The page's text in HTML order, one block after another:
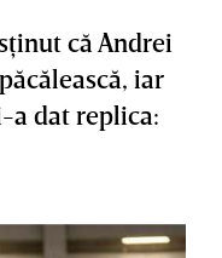
că Andrei
iar
a dat replica: